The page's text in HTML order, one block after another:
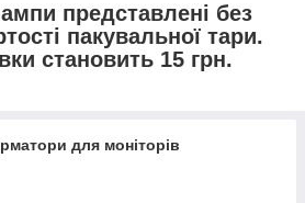
представлені без
пакувальної тари.
становить 15 грн.
для моніторів